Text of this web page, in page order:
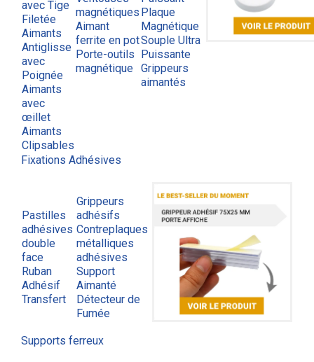
avec Tige
Filetée
Aimants
Antiglisse
avec
Poignée
Aimants
avec
œillet
Aimants
Clipsables
magnétiques
Aimant
ferrite en pot
Porte-outils
magnétique
Plaque
Magnétique
Souple Ultra
Puissante
Grippeurs
aimantés
Fixations Adhésives
Pastilles
adhésives
double
face
Ruban
Adhésif
Transfert
Grippeurs
adhésifs
Contreplaques
métalliques
adhésives
Support
Aimanté
Détecteur de
Fumée
Supports ferreux